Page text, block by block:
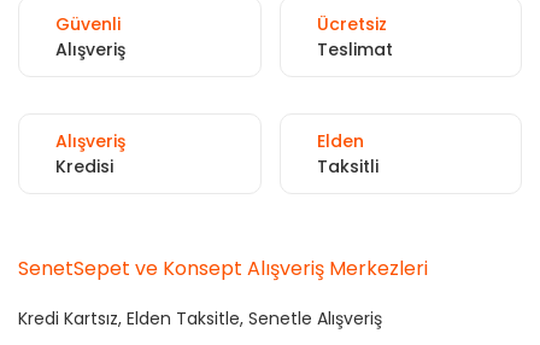
Güvenli
Alışveriş
Ücretsiz
Teslimat
Alışveriş
Kredisi
Elden
Taksitli
SenetSepet ve Konsept Alışveriş Merkezleri
Kredi Kartsız, Elden Taksitle, Senetle Alışveriş